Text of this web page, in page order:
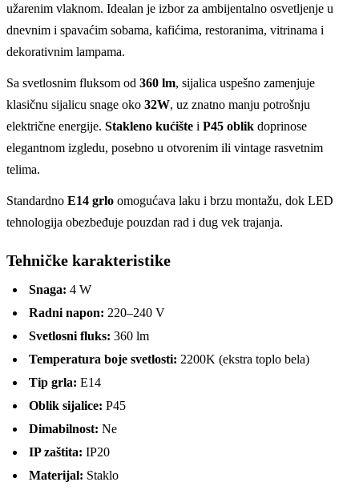
užarenim vlaknom. Idealan je izbor za ambijentalno osvetljenje u
dnevnim i spavaćim sobama, kafićima, restoranima, vitrinama i
dekorativnim lampama.
Sa svetlosnim fluksom od 360 lm, sijalica uspešno zamenjuje
klasičnu sijalicu snage oko 32W, uz znatno manju potrošnju
električne energije. Stakleno kućište i P45 oblik doprinose
elegantnom izgledu, posebno u otvorenim ili vintage rasvetnim
telima.
Standardno E14 grlo omogućava laku i brzu montažu, dok LED
tehnologija obezbeđuje pouzdan rad i dug vek trajanja.
Tehničke karakteristike
Snaga: 4 W
Radni napon: 220–240 V
Svetlosni fluks: 360 lm
Temperatura boje svetlosti: 2200K (ekstra toplo bela)
Tip grla: E14
Oblik sijalice: P45
Dimabilnost: Ne
IP zaštita: IP20
Materijal: Staklo